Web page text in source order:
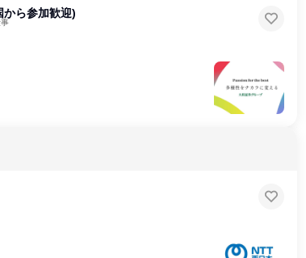
ら参加歓迎)